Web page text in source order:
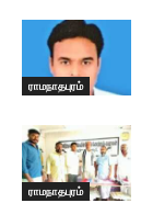
ராமநாதபுரம்
ராமநாதபுரம்